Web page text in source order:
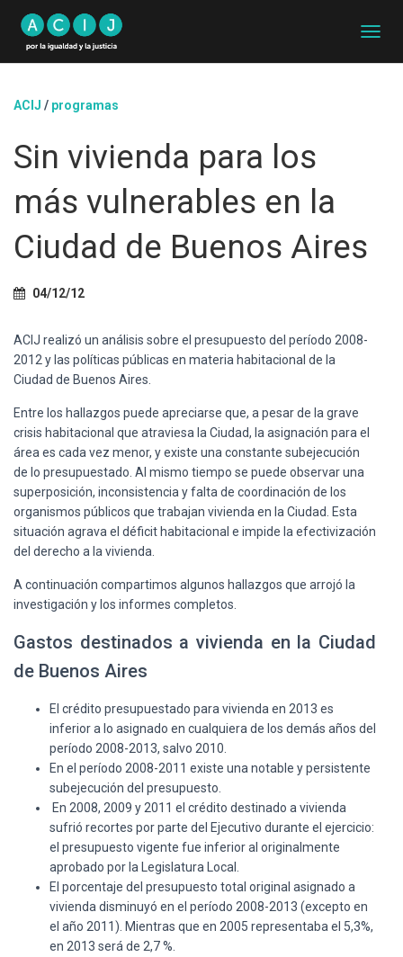
A
ACIJ / programas
Sin vivienda para los
más vulnerables en la
Ciudad de Buenos Aires
04/12/12
ACIJ realizó un análisis sobre el presupuesto del período 2008-
2012 y las políticas públicas en materia habitacional de la
Ciudad de Buenos Aires.
Entre los hallazgos puede apreciarse que, a pesar de la grave
crisis habitacional que atraviesa la Ciudad, la asignación para el
área es cada vez menor, y existe una constante subejecución
de lo presupuestado. Al mismo tiempo se puede observar una
superposición, inconsistencia y falta de coordinación de los
organismos públicos que trabajan vivienda en la Ciudad. Esta
situación agrava el déficit habitacional e impide la efectivización
del derecho a la vivienda.
A continuación compartimos algunos hallazgos que arrojó la
investigación y los informes completos.
Gastos destinados a vivienda en la Ciudad
de Buenos Aires
El crédito presupuestado para vivienda en 2013 es
inferior a lo asignado en cualquiera de los demás años del
período 2008-2013, salvo 2010.
En el período 2008-2011 existe una notable y persistente
subejecución del presupuesto.
En 2008, 2009 y 2011 el crédito destinado a vivienda
sufrió recortes por parte del Ejecutivo durante el ejercicio:
el presupuesto vigente fue inferior al originalmente
aprobado por la Legislatura Local.
El porcentaje del presupuesto total original asignado a
vivienda disminuyó en el período 2008-2013 (excepto en
el año 2011). Mientras que en 2005 representaba el 5,3%,
en 2013 será de 2,7 %.